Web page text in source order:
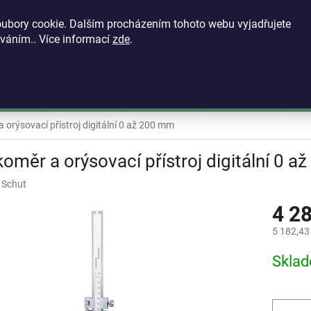
cookie. Dalším procházením tohoto webu vyjadřujete
Více informací zde.
orýsovací přístroj digitální 0 až 200 mm
a orýsovací přístroj digitální 0
Schut
4
5
cena: